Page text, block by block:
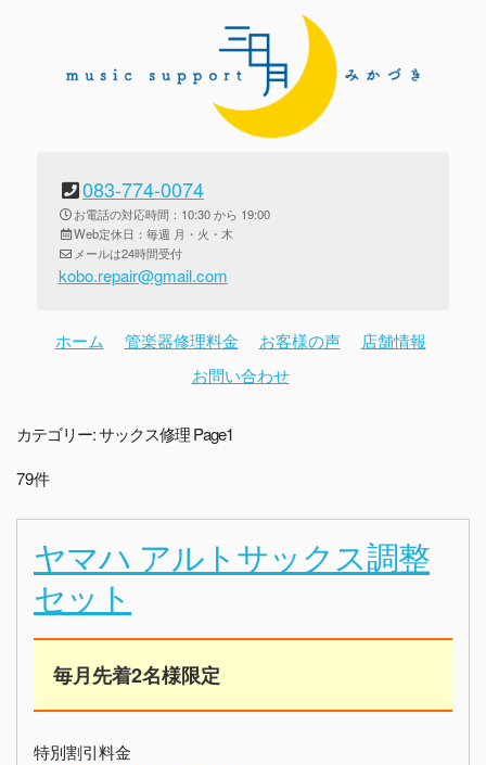
083-774-0074
お電話の対応時間：10:30 から 19:00
Web定休日：毎週 月・火・木
メールは24時間受付
kobo.repair@gmail.com
ホーム 管楽器修理料金 お客様の声
店舗情報
お問い合わせ
カテゴリー:サックス修理Page1
79件
ヤマハ アルトサックス調整
セット
毎月先着2名様限定
特別割引料金